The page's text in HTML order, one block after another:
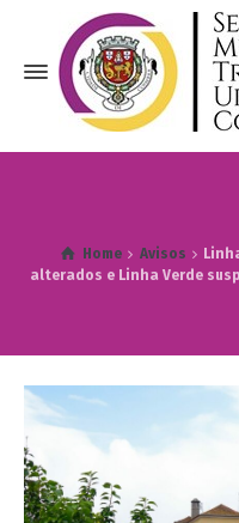
Home Avisos
alterados e Linha Verde